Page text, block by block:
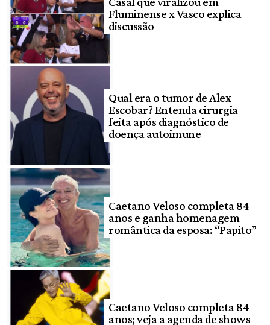
Fluminense x Vasco explica
discussão
Qual era o tumor de Alex
Escobar? Entenda cirurgia
feita após diagnóstico de
doença autoimune
Caetano Veloso completa 84
anos e ganha homenagem
romântica da esposa: “Papito”
Caetano Veloso completa 84
anos; veja a agenda de shows